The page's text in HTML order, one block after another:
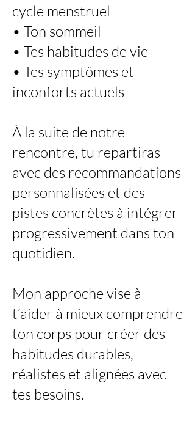
cycle menstruel
• Ton sommeil
• Tes habitudes de vie
• Tes symptômes et
inconforts actuels
À la suite de notre
rencontre, tu repartiras
avec des recommandations
personnalisées et des
pistes concrètes à intégrer
progressivement dans ton
quotidien.
Mon approche vise à
t’aider à mieux comprendre
ton corps pour créer des
habitudes durables,
réalistes et alignées avec
tes besoins.